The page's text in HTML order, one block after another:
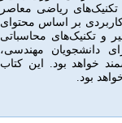
ریاضی معاصر
بر اساس محتوای
و تکنیک‌های محاسباتی
دانشجویان مهندسی،
خواهد بود. این کتاب
بود.